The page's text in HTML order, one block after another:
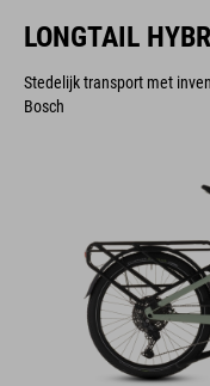
LONGTAIL
Stedelijk transport met
Bosch